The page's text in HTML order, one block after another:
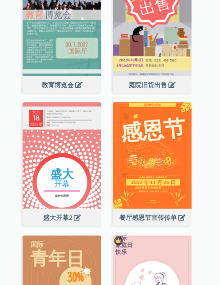
教育博览会 庭院旧货出售
盛大开幕2 餐厅感恩节宣传传单